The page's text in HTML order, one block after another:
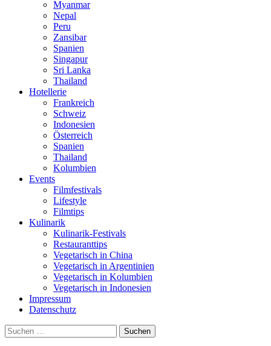
Myanmar
Nepal
Peru
Zansibar
Spanien
Singapur
Sri Lanka
Thailand
Hotellerie
Frankreich
Schweiz
Indonesien
Österreich
Spanien
Thailand
Kolumbien
Events
Filmfestivals
Lifestyle
Filmtips
Kulinarik
Kulinarik-Festivals
Restauranttips
Vegetarisch in China
Vegetarisch in Argentinien
Vegetarisch in Kolumbien
Vegetarisch in Indonesien
Impressum
Datenschutz
Suchen
nach: